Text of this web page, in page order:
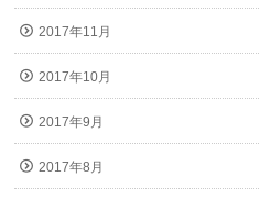
2017年11月
2017年10月
2017年9月
2017年8月